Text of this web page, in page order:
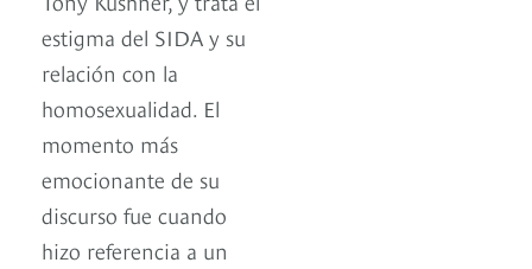
estigma del SIDA y su
relación con la
homosexualidad. El
momento más
emocionante de su
discurso fue cuando
hizo referencia a un